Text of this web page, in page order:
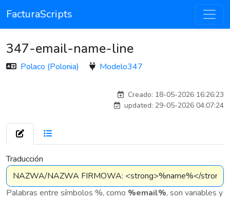
FacturaScripts
347-email-name-line
Polaco (Polonia) Modelo347
Creado: 18-05-2026 16:26:23
updated: 29-05-2026 04:07:24
Traducción
Palabras entre símbolos %, como %email%, son variables y